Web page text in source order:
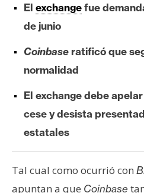
m
I
A
n
á
l
i
El exchangefue
de junio
Coinbaseratificó que
normalidad
El exchange debe
cese y desista
estatales
Tal cual como ocurrió con
apuntan a que Coinbase